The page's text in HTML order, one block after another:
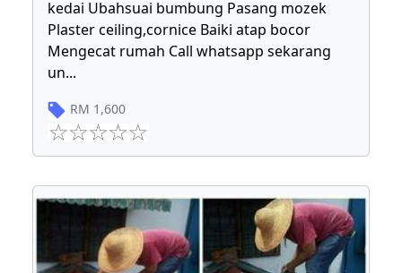
kedai Ubahsuai bumbung Pasang mozek
Plaster ceiling,cornice Baiki atap bocor
Mengecat rumah Call whatsapp sekarang
un...
RM 1,600